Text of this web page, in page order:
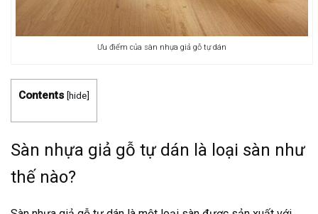
Ưu điểm của sàn nhựa giả gỗ tự dán
Contents [hide]
Sàn nhựa giả gỗ tự dán là loại sàn như
thế nào?